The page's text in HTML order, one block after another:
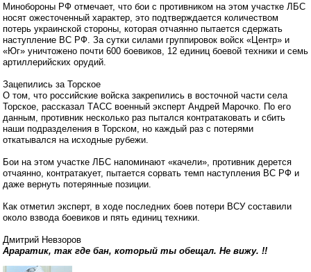
Минобороны РФ отмечает, что бои с противником на этом участке ЛБС
носят ожесточенный характер, это подтверждается количеством
потерь украинской стороны, которая отчаянно пытается сдержать
наступление ВС РФ. За сутки силами группировок войск «Центр» и
«Юг» уничтожено почти 600 боевиков, 12 единиц боевой техники и семь
артиллерийских орудий.
Зацепились за Торское
О том, что российские войска закрепились в восточной части села
Торское, рассказал ТАСС военный эксперт Андрей Марочко. По его
данным, противник несколько раз пытался контратаковать и сбить
наши подразделения в Торском, но каждый раз с потерями
откатывался на исходные рубежи.
Бои на этом участке ЛБС напоминают «качели», противник дерется
отчаянно, контратакует, пытается сорвать темп наступления ВС РФ и
даже вернуть потерянные позиции.
Как отметил эксперт, в ходе последних боев потери ВСУ составили
около взвода боевиков и пять единиц техники.
Дмитрий Невзоров
Араратик, так где бан, который ты обещал. Не вижу. !!